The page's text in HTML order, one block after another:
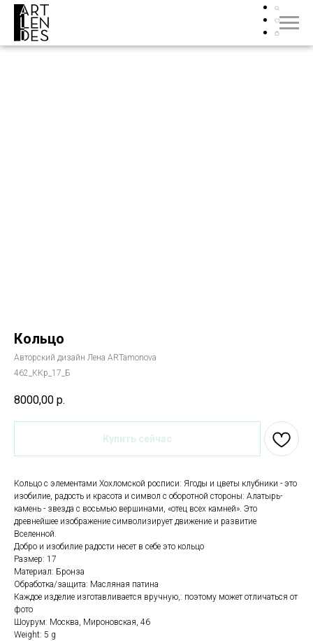
Кольцо
Авторский дизайн Лена ARTamonova
462_ККр_17_Б
8000,00 р.
Купить сейчас
Кольцо с элементами Хохломской росписи: Ягоды и цветы клубники - это
изобилие, радость и красота и символ с оборотной стороны: Алатырь-
камень - звезда с восьмью вершинами, «отец всех камней». Это
древнейшее изображение символизирует движение и развитие
Вселенной.
Добро и изобилие радости несет в себе это кольцо
Размер: 17
Материал: Бронза
Обработка/защита: Масляная патина
Каждое изделие изготавливается вручную,: поэтому может отличаться от
фото
Шоурум: Москва, Мироновская, 46
Weight: 5 g